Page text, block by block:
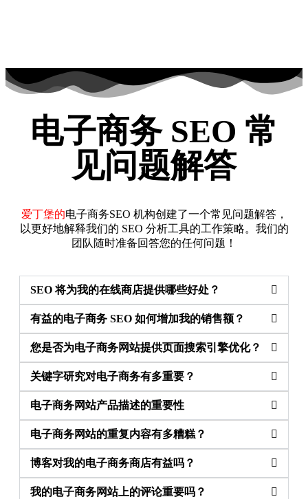
电子商务 SEO 常
见问题解答
爱丁堡的电子商务SEO 机构创建了一个常见问题解答，
以更好地解释我们的 SEO 分析工具的工作策略。我们的
团队随时准备回答您的任何问题！
SEO 将为我的在线商店提供哪些好处？
有益的电子商务 SEO 如何增加我的销售额？
您是否为电子商务网站提供页面搜索引擎优化？
关键字研究对电子商务有多重要？
电子商务网站产品描述的重要性
电子商务网站的重复内容有多糟糕？
博客对我的电子商务商店有益吗？
我的电子商务网站上的评论重要吗？